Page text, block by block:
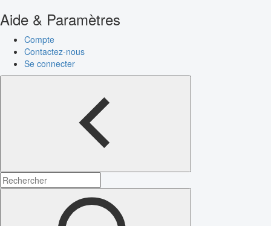
Aide & Paramètres
Compte
Contactez-nous
Se connecter